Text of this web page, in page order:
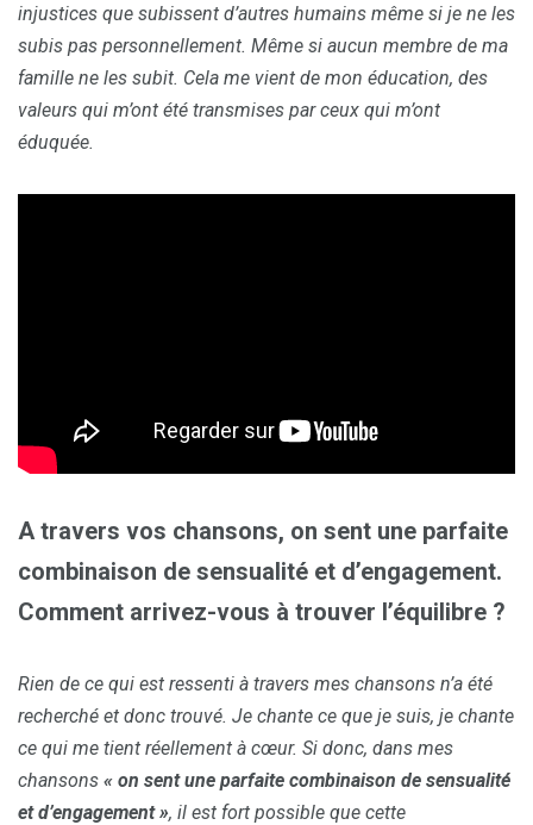
injustices que subissent d’autres humains même si je ne les
subis pas personnellement. Même si aucun membre de ma
famille ne les subit. Cela me vient de mon éducation, des
valeurs qui m’ont été transmises par ceux qui m’ont
éduquée.
A travers vos chansons, on sent une parfaite
combinaison de sensualité et d’engagement.
Comment arrivez-vous à trouver l’équilibre ?
Rien de ce qui est ressenti à travers mes chansons n’a été
recherché et donc trouvé. Je chante ce que je suis, je chante
ce qui me tient réellement à cœur. Si donc, dans mes
chansons « on sent une parfaite combinaison de sensualité
et d’engagement », il est fort possible que cette